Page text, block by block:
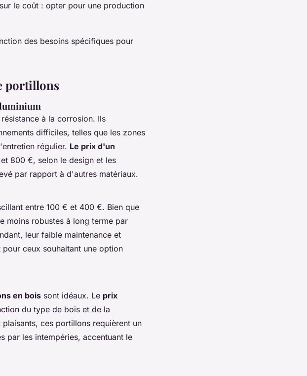
le coût : opter pour une production
des besoins spécifiques pour
portillons
à la corrosion. Ils
difficiles, telles que les zones
régulier. Le prix d'un
800 €, selon le design et les
par rapport à d'autres matériaux.
entre 100 € et 400 €. Bien que
moins robustes à long terme par
leur faible maintenance et
ceux souhaitant une option
en bois sont idéaux. Le prix
du type de bois et de la
ces portillons requièrent un
par les intempéries, accentuant le